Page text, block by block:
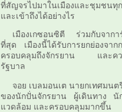
ที่สัญจรไปมาในเมืองและชุมชนทุ
และเข้าถึงได้อย่างไร
เมืองเกซอนซิตี ร่วมกับจากา
ที่สุด เมืองนี้ได้รับการยกย่องจา
ครอบคลุมถึงจักรยาน และความ
รัฐบาล
จอย เบลมอนเตนายกเทศมนต
ของนักปั่นจักรยาน ผู้เดินทาง นั
แวดล้อม และครอบคลุมมากขึ้น